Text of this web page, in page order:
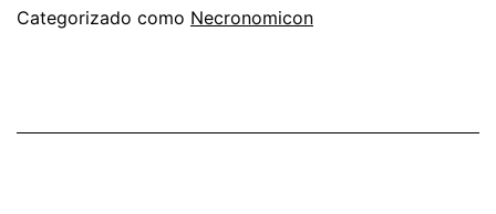
Categorizado como Necronomicon